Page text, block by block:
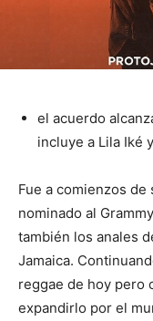
el acuerdo
incluye a Lila Iké
Fue a comienzos de
nominado al
también los anales
Jamaica.
reggae de hoy pero
expandirlo por el